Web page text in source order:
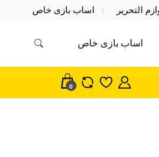
التحریر اساب بازی خاص
مستقیم
اساب بازی خاص
0